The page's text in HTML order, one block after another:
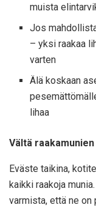
muista
Jos
– yksi raakaa
varten
Älä koskaan
lihaa
Vältä
Eväste taikina,
kaikki raakoja
varmista, että ne on